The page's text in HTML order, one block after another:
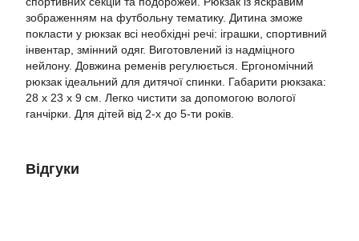
зображенням на футбольну тематику. Дитина зможе
покласти у рюкзак всі необхідні речі: іграшки, спортивний
інвентар, змінний одяг. Виготовлений із надміцного
нейлону. Довжина ременів регулюється. Ергономічний
рюкзак ідеальний для дитячої спинки. Габарити рюкзака:
28 х 23 х 9 см. Легко чистити за допомогою вологої
ганчірки. Для дітей від 2-х до 5-ти років.
Відгуки